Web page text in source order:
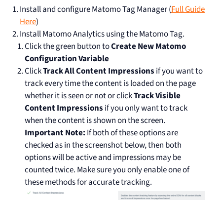
Install and configure Matomo Tag Manager (Full Guide
Here)
Install Matomo Analytics using the Matomo Tag.
Click the green button toCreate New Matomo
Configuration Variable
ClickTrack All Content Impressions if you want to
track every time the content is loaded on the page
whether it is seen or not or clickTrack Visible
Content Impressions if you only want to track
when the content is shown on the screen.
Important Note: If both of these options are
checked as in the screenshot below, then both
options will be active and impressions may be
counted twice. Make sure you only enable one of
these methods for accurate tracking.